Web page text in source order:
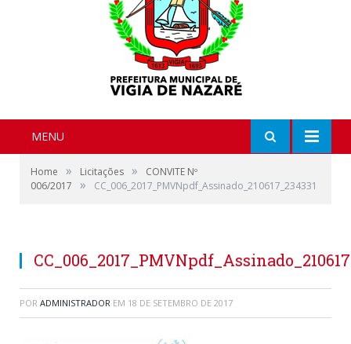
MENU
Home » Licitações »
CONVITE Nº
006/2017
» CC_006_2017_PMVNpdf_Assinado_210617_234331
POR ADMINISTRADOR EM 18 DE SETEMBRO DE 2017